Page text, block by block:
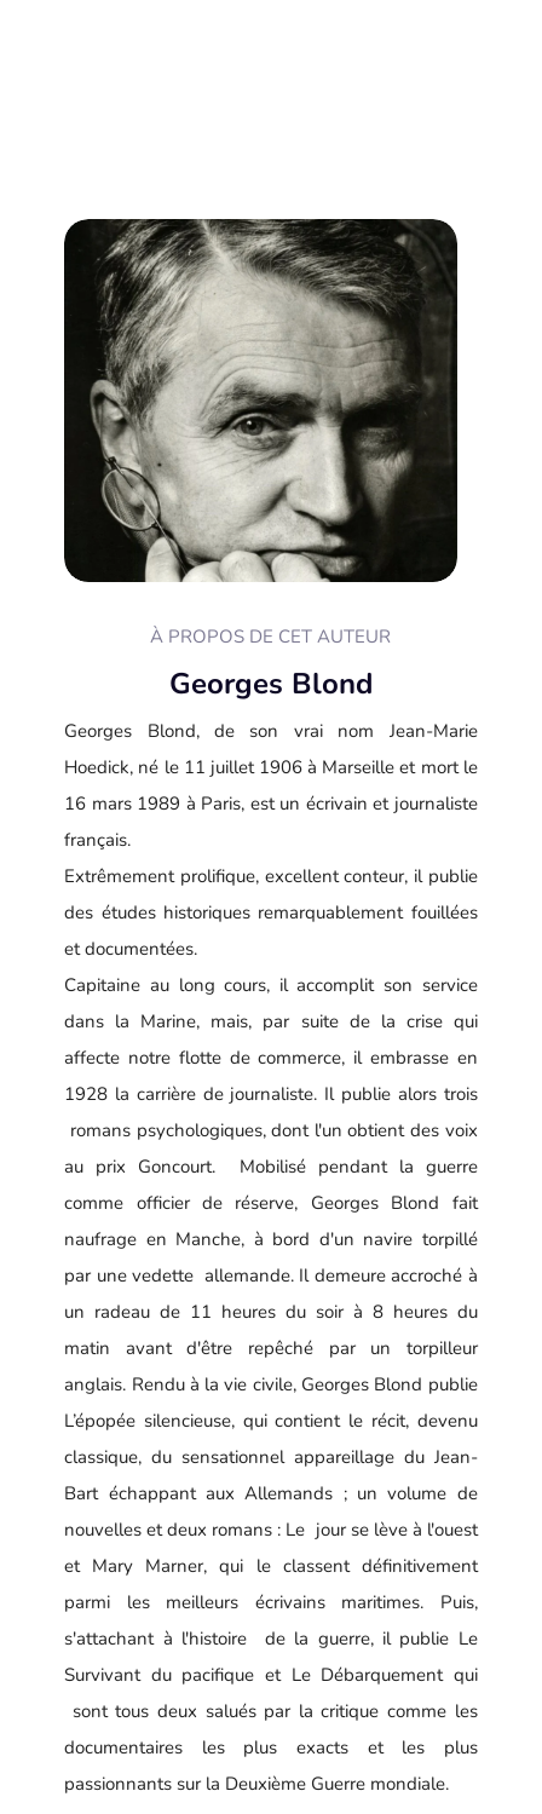
À PROPOS DE CET AUTEUR
Georges Blond
Georges Blond, de son vrai nom Jean-Marie
Hoedick, né le 11 juillet 1906 à Marseille et mort le
16 mars 1989 à Paris, est un écrivain et journaliste
français.
Extrêmement prolifique, excellent conteur, il publie
des études historiques remarquablement fouillées
et documentées.
Capitaine au long cours, il accomplit son service
dans la Marine, mais, par suite de la crise qui
affecte notre flotte de commerce, il embrasse en
1928 la carrière de journaliste. Il publie alors trois
romans psychologiques, dont l'un obtient des voix
au prix Goncourt. Mobilisé pendant la guerre
comme officier de réserve, Georges Blond fait
naufrage en Manche, à bord d'un navire torpillé
par une vedette allemande. Il demeure accroché à
un radeau de 11 heures du soir à 8 heures du
matin avant d'être repêché par un torpilleur
anglais. Rendu à la vie civile, Georges Blond publie
L’épopée silencieuse, qui contient le récit, devenu
classique, du sensationnel appareillage du Jean-
Bart échappant aux Allemands ; un volume de
nouvelles et deux romans : Le jour se lève à l'ouest
et Mary Marner, qui le classent définitivement
parmi les meilleurs écrivains maritimes. Puis,
s'attachant à l'histoire de la guerre, il publie Le
Survivant du pacifique et Le Débarquement qui
sont tous deux salués par la critique comme les
documentaires les plus exacts et les plus
passionnants sur la Deuxième Guerre mondiale.